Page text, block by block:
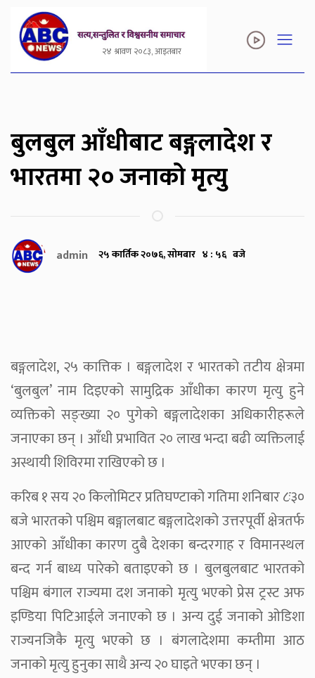
२४ श्रावण २०८३, आइतबार
बुलबुल आँधीबाट बङ्गलादेश र
भारतमा २० जनाको मृत्यु
admin २५ कार्तिक २०७६, सोमबार ४ : ५६ बजे
बङ्गलादेश, २५ कात्तिक । बङ्गलादेश र भारतको तटीय क्षेत्रमा
‘बुलबुल’ नाम दिइएको सामुद्रिक आँधीका कारण मृत्यु हुने
व्यक्तिको सङ्ख्या २० पुगेको बङ्गलादेशका अधिकारीहरूले
जनाएका छन् । आँधी प्रभावित २० लाख भन्दा बढी व्यक्तिलाई
अस्थायी शिविरमा राखिएको छ ।
करिब १ सय २० किलोमिटर प्रतिघण्टाको गतिमा शनिबार ८ः३०
बजे भारतको पश्चिम बङ्गालबाट बङ्गलादेशको उत्तरपूर्वी क्षेत्रतर्फ
आएको आँधीका कारण दुबै देशका बन्दरगाह र विमानस्थल
बन्द गर्न बाध्य पारेको बताइएको छ । बुलबुलबाट भारतको
पश्चिम बंगाल राज्यमा दश जनाको मृत्यु भएको प्रेस ट्रस्ट अफ
इण्डिया पिटिआईले जनाएको छ । अन्य दुई जनाको ओडिशा
राज्यनजिकै मृत्यु भएको छ । बंगलादेशमा कम्तीमा आठ
जनाको मृत्यु हुनुका साथै अन्य २० घाइते भएका छन् ।